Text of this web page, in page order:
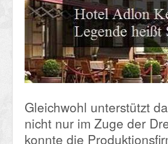
Gleichwohl unterstützt
nicht nur im Zuge der
konnte die